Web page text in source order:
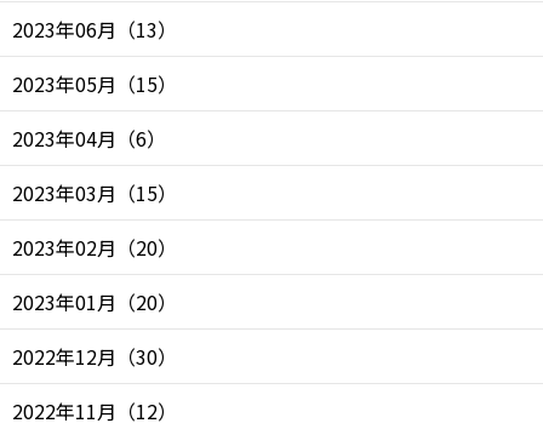
2023年06月 （13）
2023年05月 （15）
2023年04月 （6）
2023年03月 （15）
2023年02月 （20）
2023年01月 （20）
2022年12月 （30）
2022年11月 （12）